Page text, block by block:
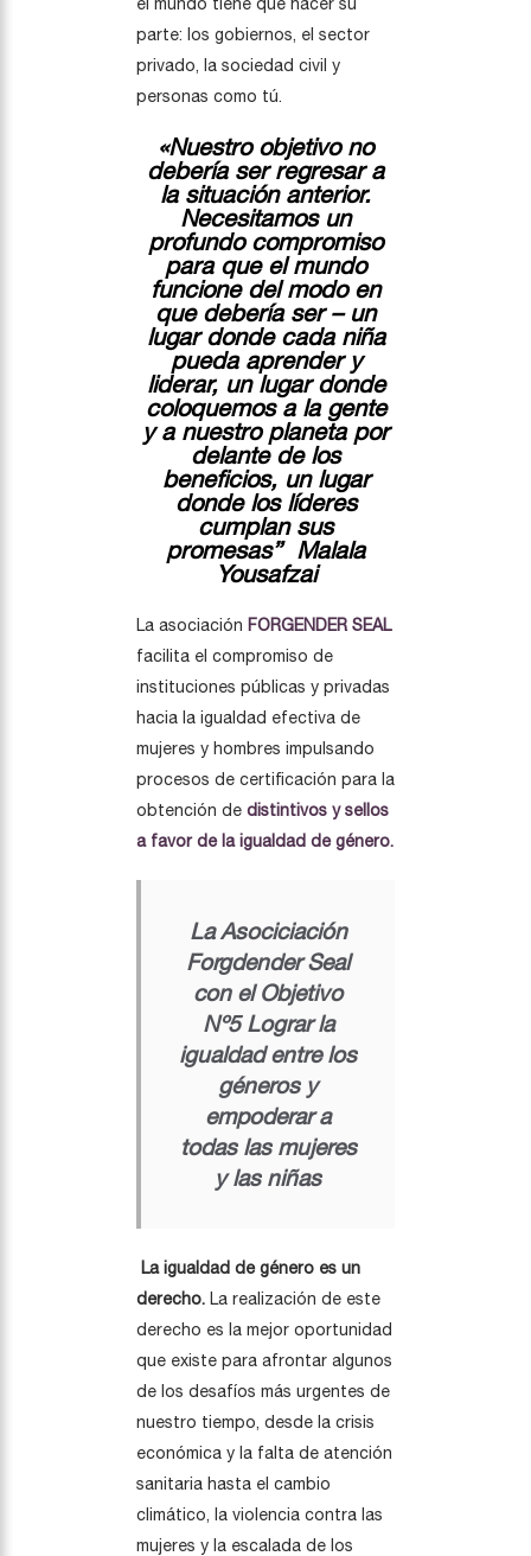
parte: los gobiernos, el sector
privado, la sociedad civil y
personas como tú.
«Nuestro objetivo no
debería ser regresar a
la situación anterior.
Necesitamos un
profundo compromiso
para que el mundo
funcione del modo en
que debería ser – un
lugar donde cada niña
pueda aprender y
liderar, un lugar donde
coloquemos a la gente
y a nuestro planeta por
delante de los
beneficios, un lugar
donde los líderes
cumplan sus
promesas” Malala
Yousafzai
La asociación FORGENDER SEAL
facilita el compromiso de
instituciones públicas y privadas
hacia la igualdad efectiva de
mujeres y hombres impulsando
procesos de certificación para la
obtención de distintivos y sellos
a favor de la igualdad de género.
La Asociciación
Forgdender Seal
con el Objetivo
Nº5 Lograr la
igualdad entre los
géneros y
empoderar a
todas las mujeres
y las niñas
La igualdad de género es un
derecho. La realización de este
derecho es la mejor oportunidad
que existe para afrontar algunos
de los desafíos más urgentes de
nuestro tiempo, desde la crisis
económica y la falta de atención
sanitaria hasta el cambio
climático, la violencia contra las
mujeres y la escalada de los